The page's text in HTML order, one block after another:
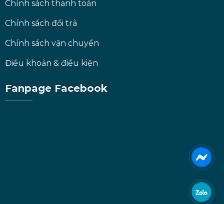
Chính sách thanh toán
Chính sách đổi trả
Chính sách vận chuyển
Điều khoản & điều kiện
Fanpage Facebook